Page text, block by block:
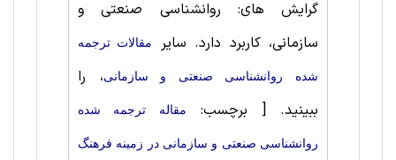
گرایش های: روانشناسی‌ صنعتی ‌و
سازمانی، کاربرد دارد. سایر
مقالات ترجمه
شده روانشناسی‌ صنعتی ‌و سازمانی، را
ببینید.[ برچسب: مقاله ترجمه شده
روانشناسی‌ صنعتی ‌و سازمانی در زمینه فرهنگ